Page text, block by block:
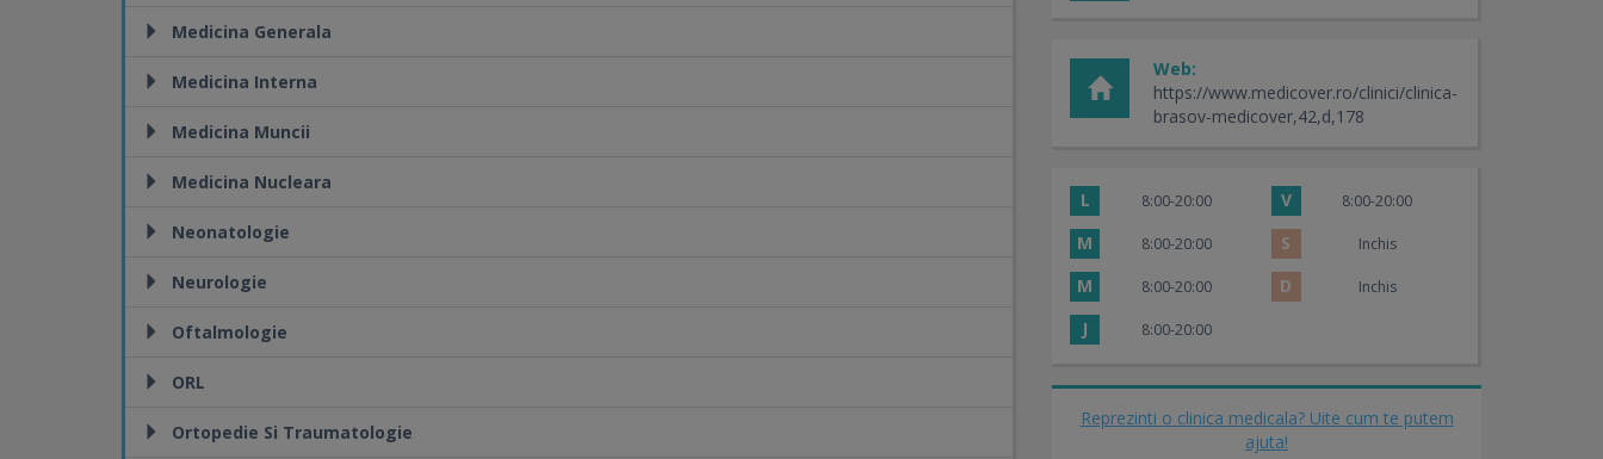
Medicina Generala
Medicina Interna
Medicina Muncii
Medicina Nucleara
Neonatologie
Neurologie
Oftalmologie
ORL
Ortopedie Si Traumatologie
Web:
https://www.medicover.ro/clinici/clinica-
brasov-medicover,42,d,178
L 8:00-20:00 V 8:00-20:00
M 8:00-20:00 S Inchis
M 8:00-20:00 D Inchis
J 8:00-20:00
Reprezinti o clinica medicala? Uite cum te putem
ajuta!